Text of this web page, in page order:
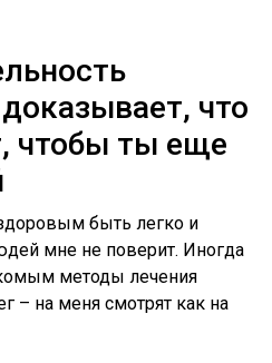
что
чтобы ты еще
быть легко и
мне не поверит. Иногда
методы лечения
– на меня смотрят как на